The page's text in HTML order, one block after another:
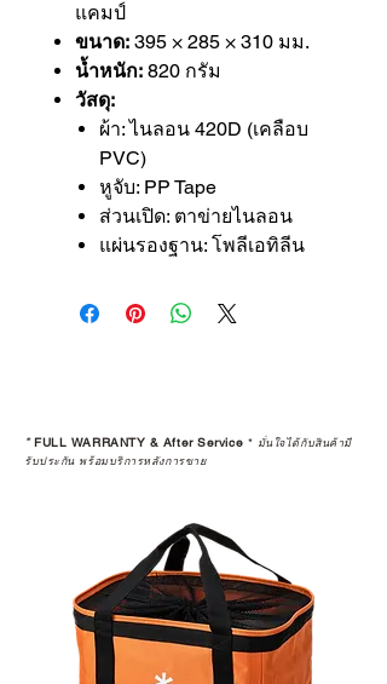
แคมป์
ขนาด: 395 × 285 × 310 มม.
น้ำหนัก: 820 กรัม
วัสดุ:
ผ้า: ไนลอน 420D (เคลือบ
PVC)
หูจับ: PP Tape
ส่วนเปิด: ตาข่ายไนลอน
แผ่นรองฐาน: โพลีเอทิลีน
*FULL WARRANTY & After Service * มั่นใจได้กับสินค้ามี
รับประกัน พร้อมบริการหลังการขาย